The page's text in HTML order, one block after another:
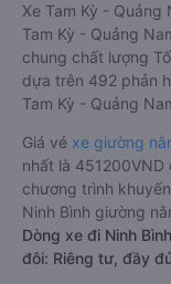
Xe Tam Kỳ -
Tam Kỳ - Quảng
chung chất lượng
dựa trên 492 phản
Tam Kỳ - Quảng
Giá vé xe giường
nhất là 451200VND
chương trình
Ninh Bình giường
Dòng xe đi Ninh
đôi: Riêng tư, đầy